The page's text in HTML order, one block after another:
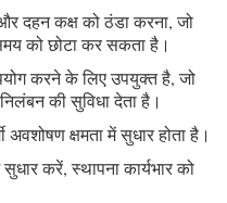
दहन कक्ष को ठंडा करना, जो
को छोटा कर सकता है।
करने के लिए उपयुक्त है, जो
की सुविधा देता है।
अवशोषण क्षमता में सुधार होता है।
करें, स्थापना कार्यभार को